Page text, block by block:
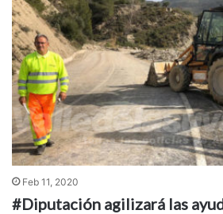
Feb 11, 2020
#Diputación agilizará las